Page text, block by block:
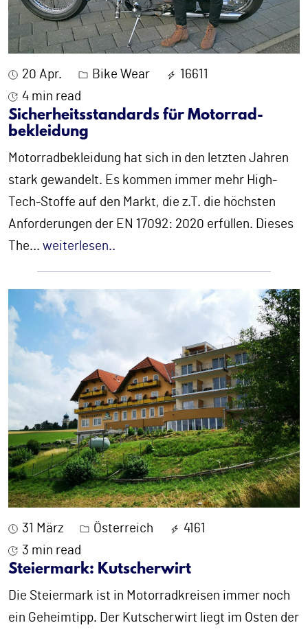
20 Apr. Bike Wear
16611
4 min read
Sicherheits­standards für Motorrad­
bekleidung
Motorradbekleidung hat sich in den letzten Jahren
stark gewandelt. Es kommen immer mehr High-
Tech-Stoffe auf den Markt, die z.T. die höchsten
Anforderungen der EN 17092: 2020 erfüllen. Dieses
The... weiterlesen..
31 März Österreich
4161
3 min read
Steiermark: Kutscherwirt
Die Steiermark ist in Motorradkreisen immer noch
ein Geheimtipp. Der Kutscherwirt liegt im Osten der